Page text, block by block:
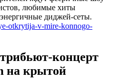
любимые хиты
диджей-сеты.
otkrytija-v-mire-konnogo-
концерт
на крытой